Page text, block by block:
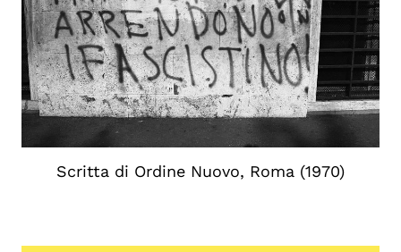
Scritta di Ordine Nuovo, Roma (1970)